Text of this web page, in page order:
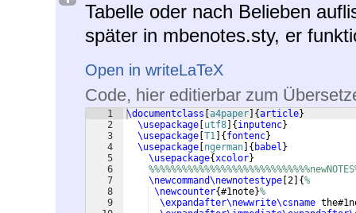
Tabelle oder nach Belieben
später in mbenotes.sty, er
Open in writeLaTeX
Code, hier editierbar zum
1
2
3
4
5
6
7
8
9
\documentclass a4paper {article}
\usepackage utf8 { inputenc}
\usepackage T1 { fontenc}
\usepackage ngerman { babel }
\usepackage{xcolor}
\newcommand\newnotestype 2 {%
\newcounter{#1note}%
\expandafter\newwrite\csname